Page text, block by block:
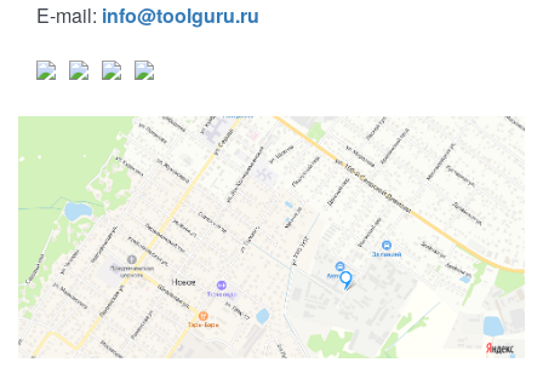
E-mail: info@toolguru.ru